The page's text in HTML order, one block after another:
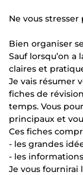
Ne vous stresser
Bien organiser
Sauf lorsqu’on a
claires et
Je vais résumer
fiches de
temps. Vous
principaux et
Ces fiches
- les grandes
- les
Je vous fournirai